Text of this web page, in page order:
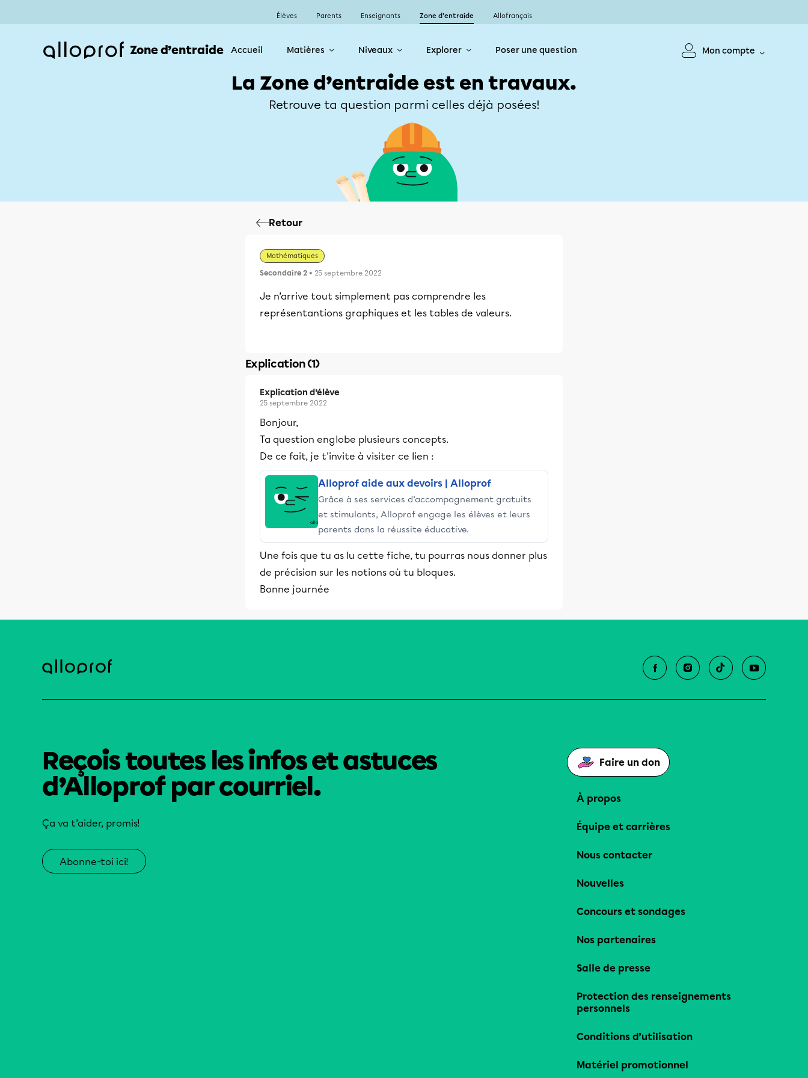
Élèves Parents Enseignants Zone d’entraide Allofrançais
Zone d’entraide Accueil Matières Niveaux Explorer Poser une question Mon compte
La Zone d’entraide est en travaux.
Retrouve ta question parmi celles déjà posées!
Retour
Mathématiques
Secondaire 2 • 25 septembre 2022
Je n’arrive tout simplement pas comprendre les
représentantions graphiques et les tables de valeurs.
Explication (1)
Explication d’élève
25 septembre 2022
Bonjour,
Ta question englobe plusieurs concepts.
De ce fait, je t'invite à visiter ce lien :
Alloprof aide aux devoirs | Alloprof
Grâce à ses services d’accompagnement gratuits
et stimulants, Alloprof engage les élèves et leurs
parents dans la réussite éducative.
Une fois que tu as lu cette fiche, tu pourras nous donner plus
de précision sur les notions où tu bloques.
Bonne journée
Reçois toutes les infos et astuces
d’Alloprof par courriel.
Ça va t’aider, promis!
Abonne-toi ici!
Faire un don
À propos
Équipe et carrières
Nous contacter
Nouvelles
Concours et sondages
Nos partenaires
Salle de presse
Protection des renseignements
personnels
Conditions d’utilisation
Matériel promotionnel